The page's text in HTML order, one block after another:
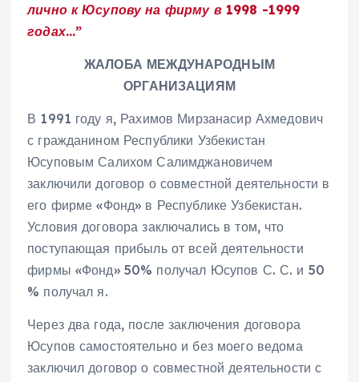
лично к Юсупову на фирму в 1998 -1999
годах...”
ЖАЛОБА МЕЖДУНАРОДНЫМ
ОРГАНИЗАЦИЯМ
В 1991 году я, Рахимов Мирзанасир Ахмедович
с гражданином Республики Узбекистан
Юсуповым Салихом Салимджановичем
заключили договор о совместной деятельности в
его фирме «Фонд» в Республике Узбекистан.
Условия договора заключались в том, что
поступающая прибыль от всей деятельности
фирмы «Фонд» 50% получал Юсупов С. С. и 50
% получал я.
Через два года, после заключения договора
Юсупов самостоятельно и без моего ведома
заключил договор о совместной деятельности с